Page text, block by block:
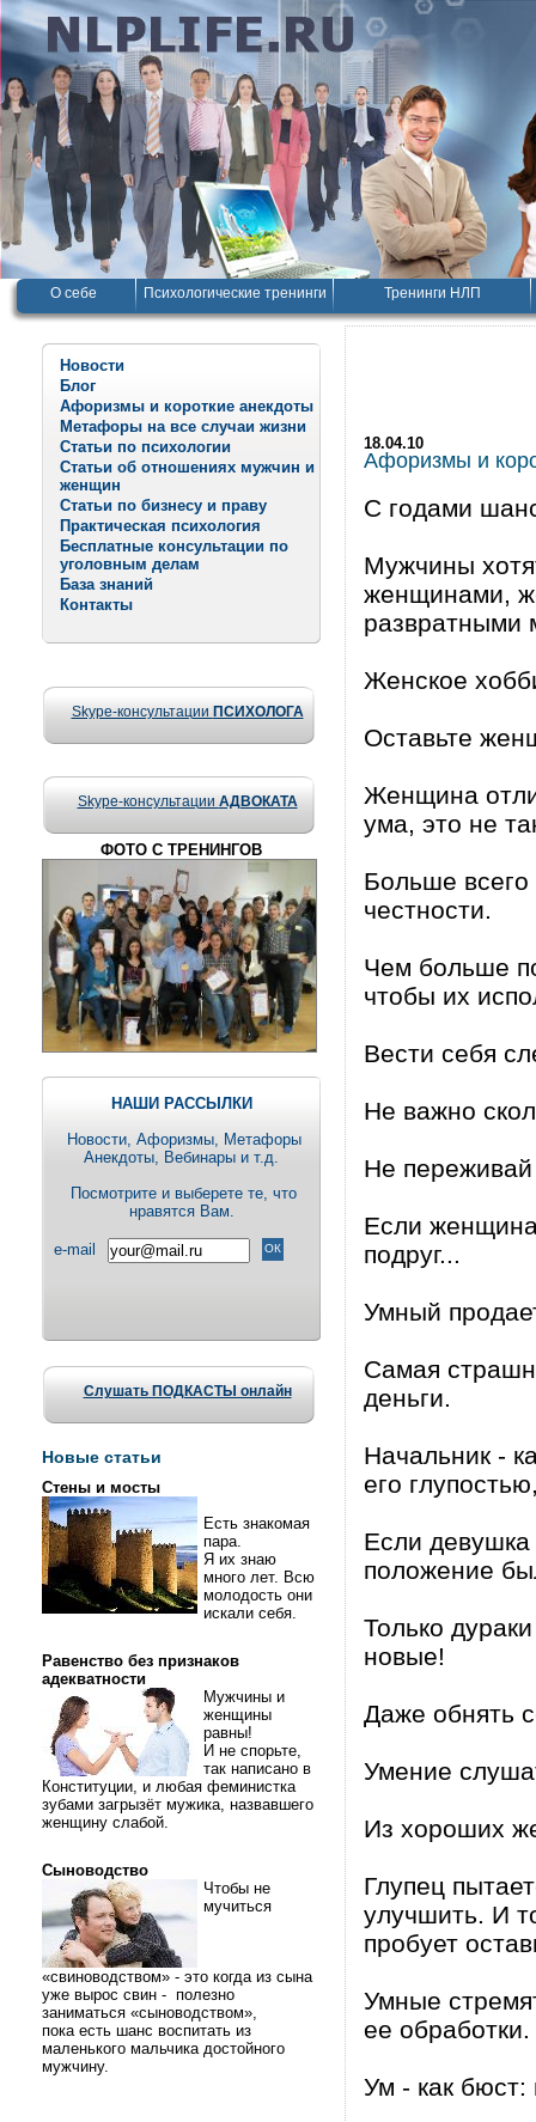
О себе Психологические тренинги Тренинги НЛП
Новости
Блог
Афоризмы и короткие анекдоты
Метафоры на все случаи жизни
Статьи по психологии
Статьи об отношениях мужчин и
женщин
Статьи по бизнесу и праву
Практическая психология
Бесплатные консультации по
уголовным делам
База знаний
Контакты
Skype-консультации ПСИХОЛОГА
Skype-консультации АДВОКАТА
ФОТО С ТРЕНИНГОВ
НАШИ РАССЫЛКИ
Новости, Aфоризмы, Метафоры
Анекдоты, Вебинары и т.д.
Посмотрите и выберете те, что
нравятся Вам.
e-mail
Слушать ПОДКАСТЫ онлайн
Новые статьи
Стены и мосты
Есть знакомая
пара.
Я их знаю
много лет. Всю
молодость они
искали себя.
Равенство без признаков
адекватности
Мужчины и
женщины
равны!
И не спорьте,
так написано в
Конституции, и любая феминистка
зубами загрызёт мужика, назвавшего
женщину слабой.
Сыноводство
Чтобы не
мучиться
«свиноводством» - это когда из сына
уже вырос свин - полезно
заниматься «сыноводством»,
пока есть шанс воспитать из
маленького мальчика достойного
мужчину.
18.04.10
Афоризмы и
С годами
Мужчины
женщинами,
развратными
Женское
Оставьте
Женщина
ума, это не
Больше всего
честности.
Чем больше
чтобы их
Вести себя
Не важно
Не
Если женщина
подруг...
Умный
Самая
деньги.
Начальник -
его
Если
положение
Только
новые!
Даже обнять
Умение
Из хороших
Глупец
улучшить. И
пробует
Умные
ее обработки.
Ум - как бюст: